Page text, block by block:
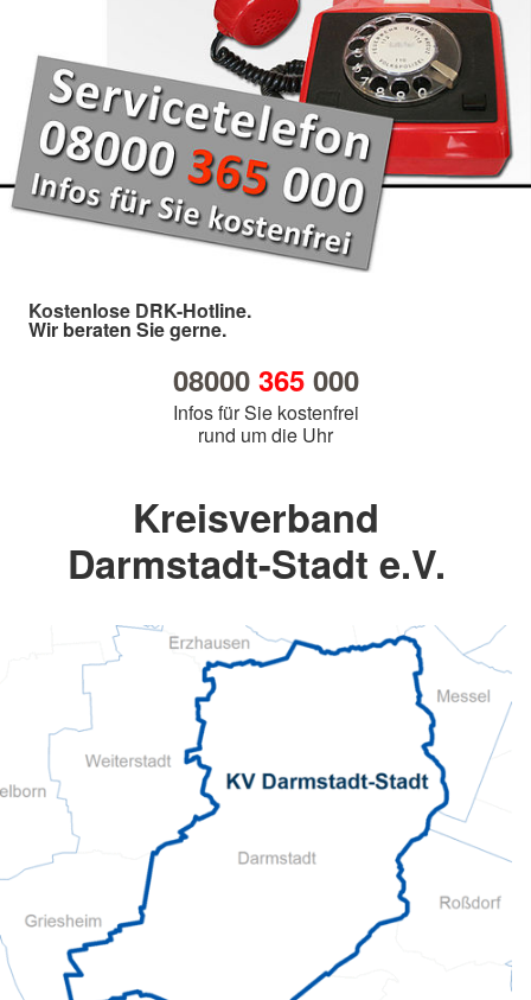
Kostenlose DRK-Hotline.
Wir beraten Sie gerne.
08000 365000
Infos für Sie kostenfrei
rund um die Uhr
Kreisverband
Darmstadt-Stadt e.V.